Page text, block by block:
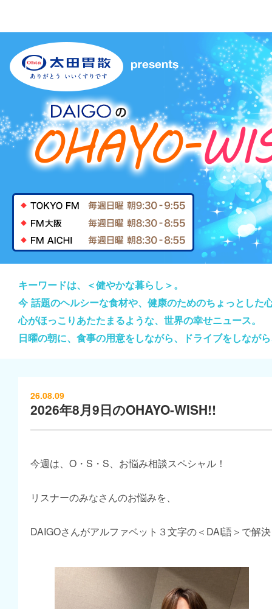
キーワードは、＜健やかな暮らし＞。
今 話題のヘルシーな食材や、健康のためのちょっとし
心がほっこりあたたまるような、世界の幸せニュース。
日曜の朝に、食事の用意をしながら、ドライブをしなが
26.08.09
2026年8月9日のOHAYO-WISH!!
今週は、O・S・S、お悩み相談スペシャル！
リスナーのみなさんのお悩みを、
DAIGOさんがアルファベット３文字の＜DAI語＞で解